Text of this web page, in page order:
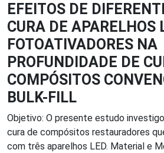
EFEITOS DE
CURA DE APARELHOS
FOTOATIVADORES NA
PROFUNDIDADE DE
COMPÓSITOS
BULK-FILL
Objetivo: O presente estudo
cura de compósitos restauradores
com três aparelhos LED. Material e